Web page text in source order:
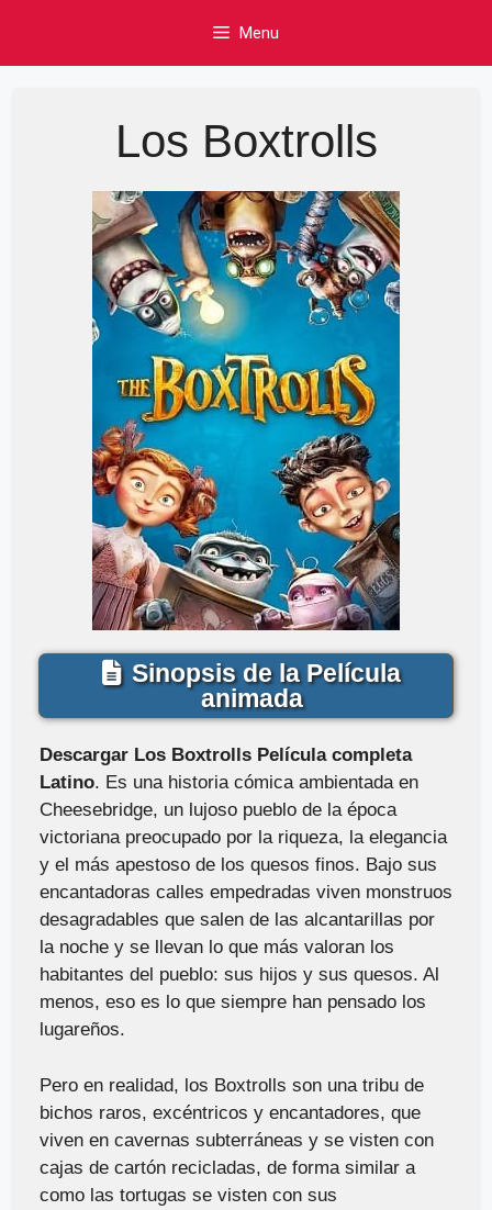
content
Menu
Los Boxtrolls
Sinopsis de la Película
animada
Descargar Los Boxtrolls Película completa
Latino. Es una historia cómica ambientada en
Cheesebridge, un lujoso pueblo de la época
victoriana preocupado por la riqueza, la elegancia
y el más apestoso de los quesos finos. Bajo sus
encantadoras calles empedradas viven monstruos
desagradables que salen de las alcantarillas por
la noche y se llevan lo que más valoran los
habitantes del pueblo: sus hijos y sus quesos. Al
menos, eso es lo que siempre han pensado los
lugareños.
Pero en realidad, los Boxtrolls son una tribu de
bichos raros, excéntricos y encantadores, que
viven en cavernas subterráneas y se visten con
cajas de cartón recicladas, de forma similar a
como las tortugas se visten con sus